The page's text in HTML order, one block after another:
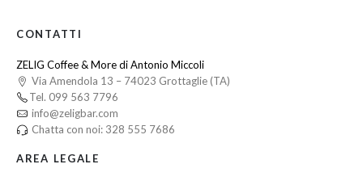
CONTATTI
ZELIG Coffee & More di Antonio Miccoli
Via Amendola 13 – 74023 Grottaglie (TA)
Tel. 099 563 7796
info@zeligbar.com
Chatta con noi: 328 555 7686
AREA LEGALE